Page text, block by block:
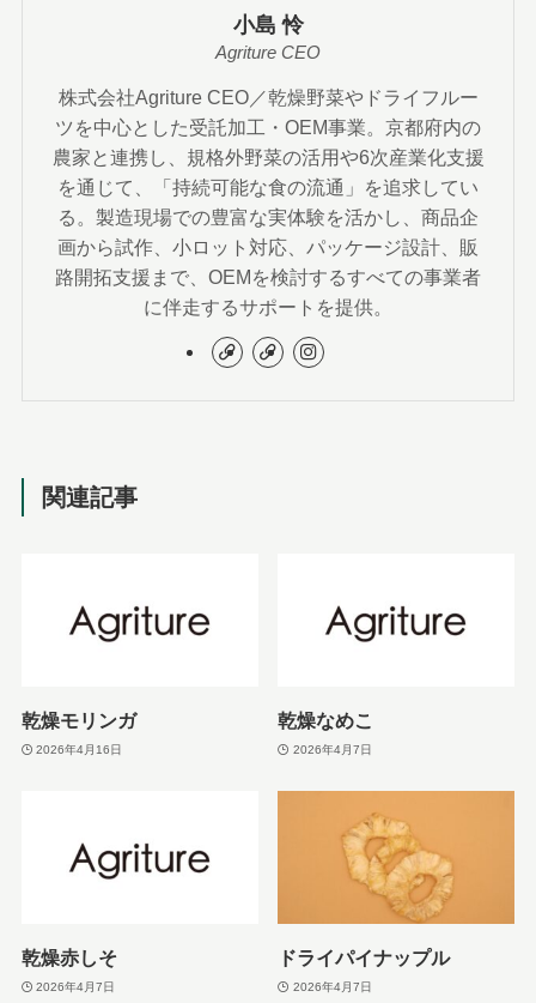
小島 怜
Agriture CEO
株式会社Agriture CEO／乾燥野菜やドライフルー
ツを中心とした受託加工・OEM事業。京都府内の
農家と連携し、規格外野菜の活用や6次産業化支援
を通じて、「持続可能な食の流通」を追求してい
る。製造現場での豊富な実体験を活かし、商品企
画から試作、小ロット対応、パッケージ設計、販
路開拓支援まで、OEMを検討するすべての事業者
に伴走するサポートを提供。
関連記事
乾燥モリンガ
2026年4月16日
乾燥なめこ
2026年4月7日
乾燥赤しそ
2026年4月7日
ドライパイナップル
2026年4月7日